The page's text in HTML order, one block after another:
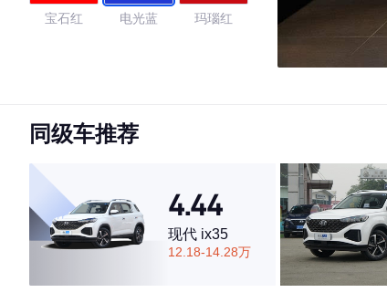
宝石红 电光蓝 玛瑙红
·内饰表现较为优秀，优于67%同级车
·空间表现一般，低于78%同级车
同级车推荐
4.44
现代 ix35
12.18-14.28万